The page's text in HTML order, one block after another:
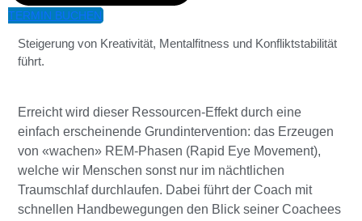
TERMIN BUCHEN
Coaching, das für den Coachee spürbar und schnell in
wenigen Sitzungen zum Abbau von Leistungsstress und zur
Steigerung von Kreativität, Mentalfitness und Konfliktstabilität
führt.
Erreicht wird dieser Ressourcen-Effekt durch eine
einfach erscheinende Grundintervention: das Erzeugen
von «wachen» REM-Phasen (Rapid Eye Movement),
welche wir Menschen sonst nur im nächtlichen
Traumschlaf durchlaufen. Dabei führt der Coach mit
schnellen Handbewegungen den Blick seiner Coachees